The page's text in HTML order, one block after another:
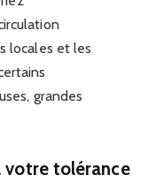
locales et les
grandes
votre tolérance